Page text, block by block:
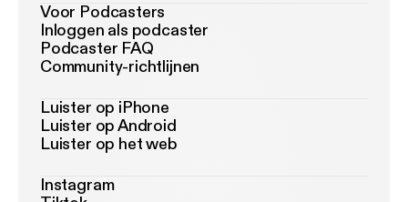
Voor Podcasters
Inloggen als podcaster
Podcaster FAQ
Community-richtlijnen
Luister op iPhone
Luister op Android
Luister op het web
Instagram